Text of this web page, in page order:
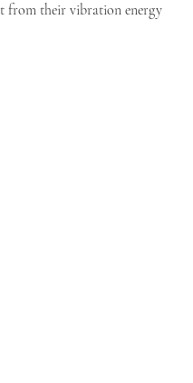
from their vibration energy